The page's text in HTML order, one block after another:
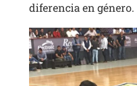
diferencia en género.